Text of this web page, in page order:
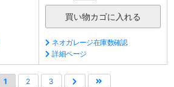
ネオガレージ在庫数確認
詳細ページ
1 2 3